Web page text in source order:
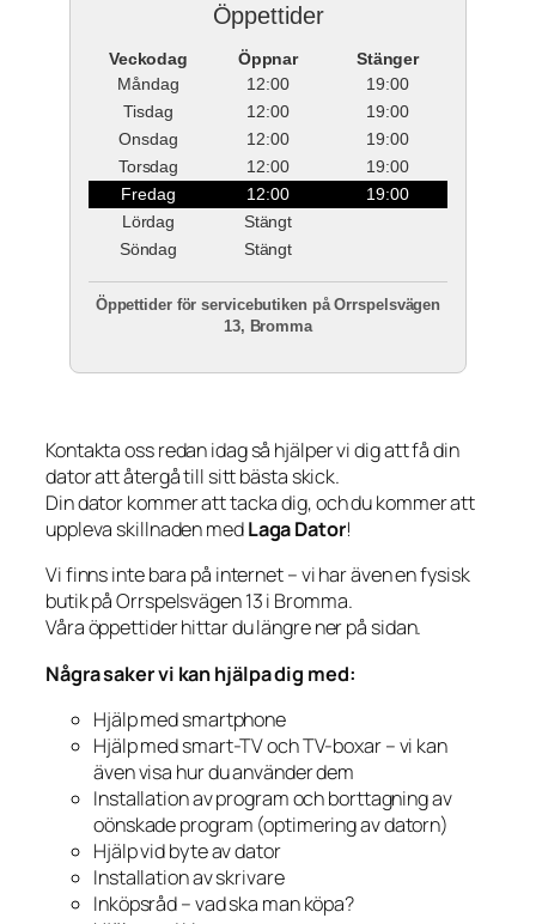
Öppettider
Veckodag Öppnar
Stänger
Måndag
12:00
19:00
Tisdag
12:00
19:00
Onsdag
12:00
19:00
Torsdag
12:00
19:00
Fredag
12:00
19:00
Lördag
Stängt
Söndag
Stängt
Öppettider för servicebutiken på Orrspelsvägen
13, Bromma
Kontakta oss redan idag så hjälper vi dig att få din
dator att återgå till sitt bästa skick.
Din dator kommer att tacka dig, och du kommer att
uppleva skillnaden medLaga Dator!
Vi finns inte bara på internet – vi har även en fysisk
butik på Orrspelsvägen 13 i Bromma.
Våra öppettider hittar du längre ner på sidan.
Några saker vi kan hjälpa dig med:
Hjälp med smartphone
Hjälp med smart-TV och TV-boxar – vi kan
även visa hur du använder dem
Installation av program och borttagning av
oönskade program (optimering av datorn)
Hjälp vid byte av dator
Installation av skrivare
Inköpsråd – vad ska man köpa?